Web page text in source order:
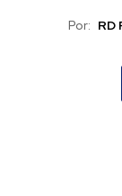
Por: RD